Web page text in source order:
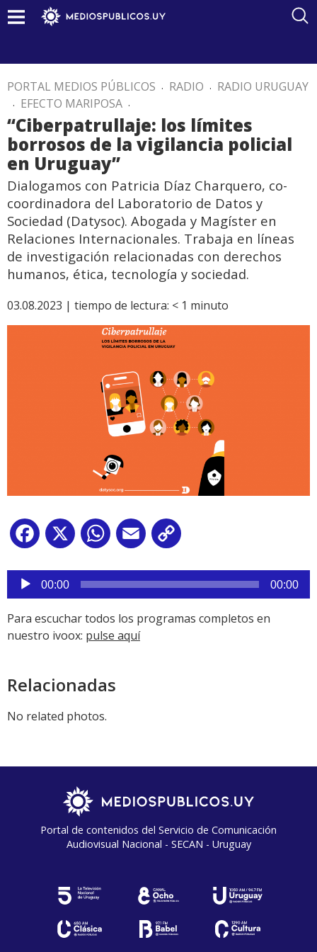
PORTAL MEDIOS PÚBLICOS . RADIO . RADIO URUGUAY
. EFECTO MARIPOSA .
“Ciberpatrullaje: los límites
borrosos de la vigilancia policial
en Uruguay”
Dialogamos con Patricia Díaz Charquero, co-
coordinadora del Laboratorio de Datos y
Sociedad (Datysoc). Abogada y Magíster en
Relaciones Internacionales. Trabaja en líneas
de investigación relacionadas con derechos
humanos, ética, tecnología y sociedad.
03.08.2023 | tiempo de lectura: < 1 minuto
Facebook
X WhatsApp
Email
Reproductor
audio
00:00 00:00
Para escuchar todos los programas completos en
nuestro ivoox: pulse aquí
Relacionadas
No related photos.
Portal de contenidos del Servicio de Comunicación
Audiovisual Nacional - SECAN - Uruguay